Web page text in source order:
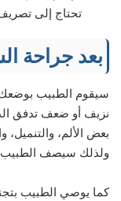
تحتاج إلى
بعد جراحة
سيقوم الطبيب
نزيف أو ضعف تدفق
بعض الألم، والتنميل،
ولذلك سيصف الطبيب
كما يوصي الطبيب